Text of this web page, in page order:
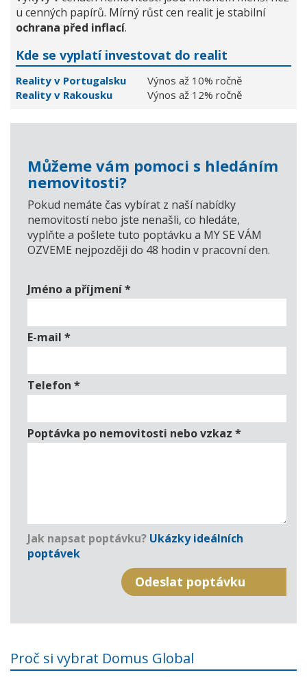
u cenných papírů. Mírný růst cen realit je stabilní
ochrana před inflací.
Kde se vyplatí investovat do realit
Reality v Portugalsku
Výnos až 10% ročně
Reality v Rakousku
Výnos až 12% ročně
Můžeme vám pomoci s hledáním
nemovitosti?
Pokud nemáte čas vybírat z naší nabídky
nemovitostí nebo jste nenašli, co hledáte,
vyplňte a pošlete tuto poptávku a MY SE VÁM
OZVEME nejpozději do 48 hodin v pracovní den.
Jméno a příjmení*
E-mail *
Telefon *
Poptávka po nemovitosti nebo vzkaz *
Jak napsat poptávku? Ukázky ideálních
poptávek
Proč si vybrat Domus Global